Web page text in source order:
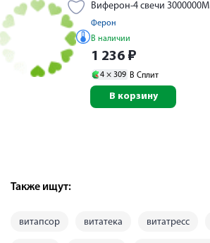
Виферон-4 свечи
Ферон
В наличии
1 236 ₽
4 × 309 В Сплит
В корзину
Также ищут:
витапсор витатека витатресс